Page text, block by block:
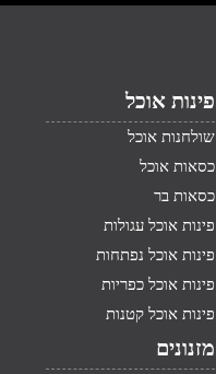
פינות אוכל
שולחנות אוכל
כסאות אוכל
כסאות בר
פינות אוכל עגולות
פינות אוכל נפתחות
פינות אוכל כפריות
פינות אוכל קטנות
מזנונים